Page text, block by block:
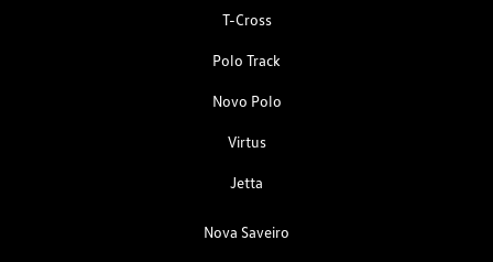
T-Cross
Polo Track
Novo Polo
Virtus
Jetta
Nova Saveiro